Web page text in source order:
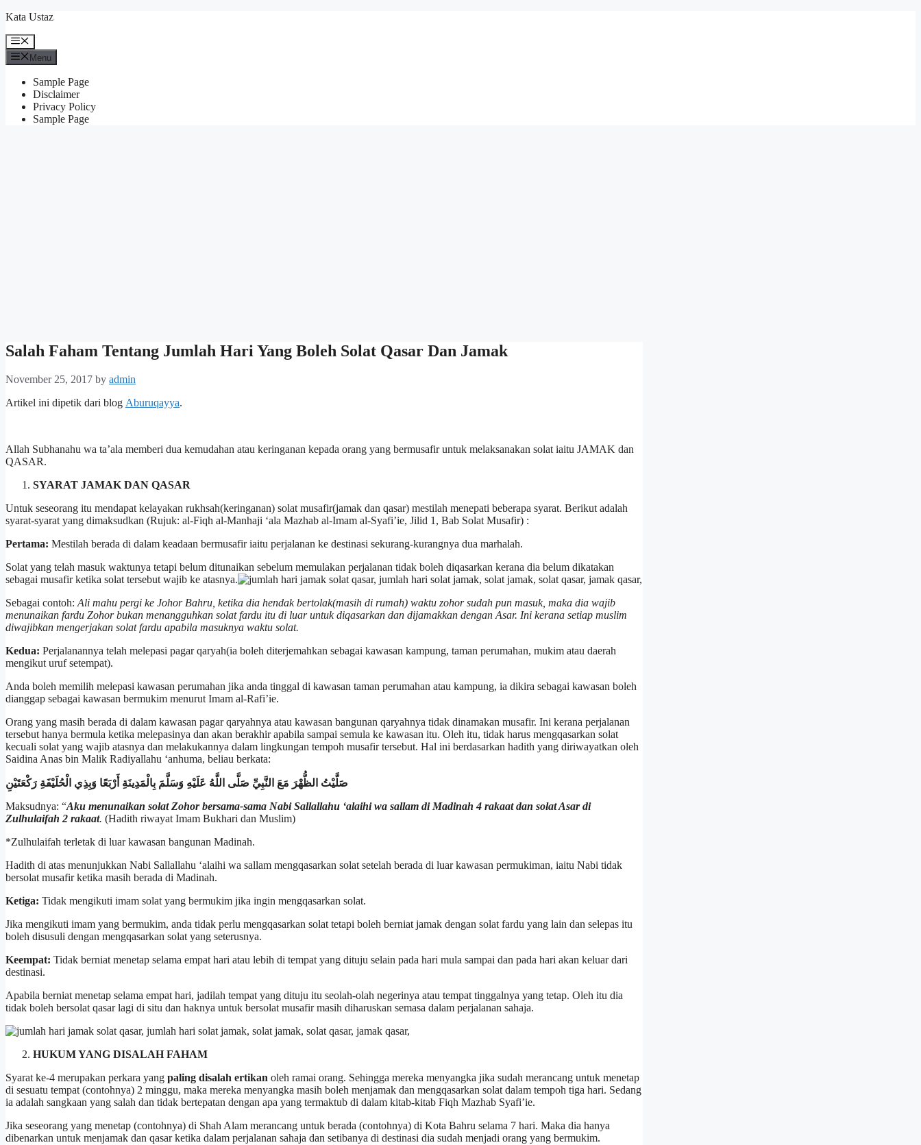
Skip
content
Kata Ustaz
Menu
Menu
Sample Page
Disclaimer
Privacy Policy
Sample Page
Salah Faham Tentang Jumlah Hari Yang Boleh Solat Qasar Dan Jamak
November 25, 2017 by admin
Artikel ini dipetik dari blog Aburuqayya.
Allah Subhanahu wa ta’ala memberi dua kemudahan atau keringanan kepada orang yang bermusafir untuk melaksanakan solat iaitu JAMAK dan
QASAR.
SYARAT JAMAK DAN QASAR
Untuk seseorang itu mendapat kelayakan rukhsah(keringanan) solat musafir(jamak dan qasar) mestilah menepati beberapa syarat. Berikut adalah
syarat-syarat yang dimaksudkan (Rujuk: al-Fiqh al-Manhaji ‘ala Mazhab al-Imam al-Syafi’ie, Jilid 1, Bab Solat Musafir) :
Pertama: Mestilah berada di dalam keadaan bermusafir iaitu perjalanan ke destinasi sekurang-kurangnya dua marhalah.
Solat yang telah masuk waktunya tetapi belum ditunaikan sebelum memulakan perjalanan tidak boleh diqasarkan kerana dia belum dikatakan
sebagai musafir ketika solat tersebut wajib ke atasnya.
Sebagai contoh:Ali mahu pergi ke Johor Bahru, ketika dia hendak bertolak(masih di rumah) waktu zohor sudah pun masuk, maka dia wajib
menunaikan fardu Zohor bukan menangguhkan solat fardu itu di luar untuk diqasarkan dan dijamakkan dengan Asar. Ini kerana setiap muslim
diwajibkan mengerjakan solat fardu apabila masuknya waktu solat.
Kedua: Perjalanannya telah melepasi pagar qaryah(ia boleh diterjemahkan sebagai kawasan kampung, taman perumahan, mukim atau daerah
mengikut uruf setempat).
Anda boleh memilih melepasi kawasan perumahan jika anda tinggal di kawasan taman perumahan atau kampung, ia dikira sebagai kawasan boleh
dianggap sebagai kawasan bermukim menurut Imam al-Rafi’ie.
Orang yang masih berada di dalam kawasan pagar qaryahnya atau kawasan bangunan qaryahnya tidak dinamakan musafir. Ini kerana perjalanan
tersebut hanya bermula ketika melepasinya dan akan berakhir apabila sampai semula ke kawasan itu. Oleh itu, tidak harus mengqasarkan solat
kecuali solat yang wajib atasnya dan melakukannya dalam lingkungan tempoh musafir tersebut. Hal ini berdasarkan hadith yang diriwayatkan oleh
Saidina Anas bin Malik Radiyallahu ‘anhuma, beliau berkata:
صَلَّيْتُ الظُّهْرَ مَعَ النَّبِيِّ صَلَّى اللَّهُ عَلَيْهِ وَسَلَّمَ بِالْمَدِينَةِ أَرْبَعًا وَبِذِي الْحُلَيْفَةِ رَكْعَتَيْنِ
Maksudnya: “Aku menunaikan solat Zohor bersama-sama Nabi Sallallahu ‘alaihi wa sallam di Madinah 4 rakaat dan solat Asar di
Zulhulaifah 2 rakaat. (Hadith riwayat Imam Bukhari dan Muslim)
*Zulhulaifah terletak di luar kawasan bangunan Madinah.
Hadith di atas menunjukkan Nabi Sallallahu ‘alaihi wa sallam mengqasarkan solat setelah berada di luar kawasan permukiman, iaitu Nabi tidak
bersolat musafir ketika masih berada di Madinah.
Ketiga: Tidak mengikuti imam solat yang bermukim jika ingin mengqasarkan solat.
Jika mengikuti imam yang bermukim, anda tidak perlu mengqasarkan solat tetapi boleh berniat jamak dengan solat fardu yang lain dan selepas itu
boleh disusuli dengan mengqasarkan solat yang seterusnya.
Keempat: Tidak berniat menetap selama empat hari atau lebih di tempat yang dituju selain pada hari mula sampai dan pada hari akan keluar dari
destinasi.
Apabila berniat menetap selama empat hari, jadilah tempat yang dituju itu seolah-olah negerinya atau tempat tinggalnya yang tetap. Oleh itu dia
tidak boleh bersolat qasar lagi di situ dan haknya untuk bersolat musafir masih diharuskan semasa dalam perjalanan sahaja.
HUKUM YANG DISALAH FAHAM
Syarat ke-4 merupakan perkara yang paling disalah ertikan oleh ramai orang. Sehingga mereka menyangka jika sudah merancang untuk menetap
di sesuatu tempat (contohnya) 2 minggu, maka mereka menyangka masih boleh menjamak dan mengqasarkan solat dalam tempoh tiga hari. Sedang
ia adalah sangkaan yang salah dan tidak bertepatan dengan apa yang termaktub di dalam kitab-kitab Fiqh Mazhab Syafi’ie.
Jika seseorang yang menetap (contohnya) di Shah Alam merancang untuk berada (contohnya) di Kota Bahru selama 7 hari. Maka dia hanya
dibenarkan untuk menjamak dan qasar ketika dalam perjalanan sahaja dan setibanya di destinasi dia sudah menjadi orang yang bermukim.